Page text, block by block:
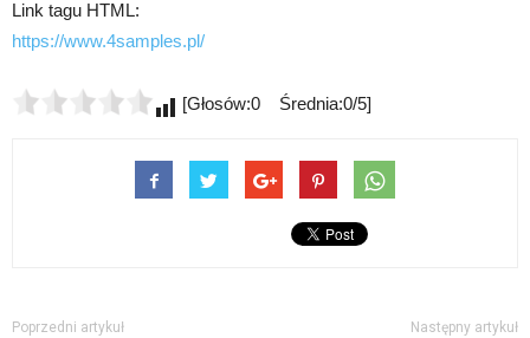
Link tagu HTML:
https://www.4samples.pl/
[Głosów:0 Średnia:0/5]
Poprzedni artykuł Następny artykuł